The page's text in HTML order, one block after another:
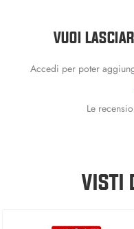
VUOI
Accedi per poter
Le
VISTI